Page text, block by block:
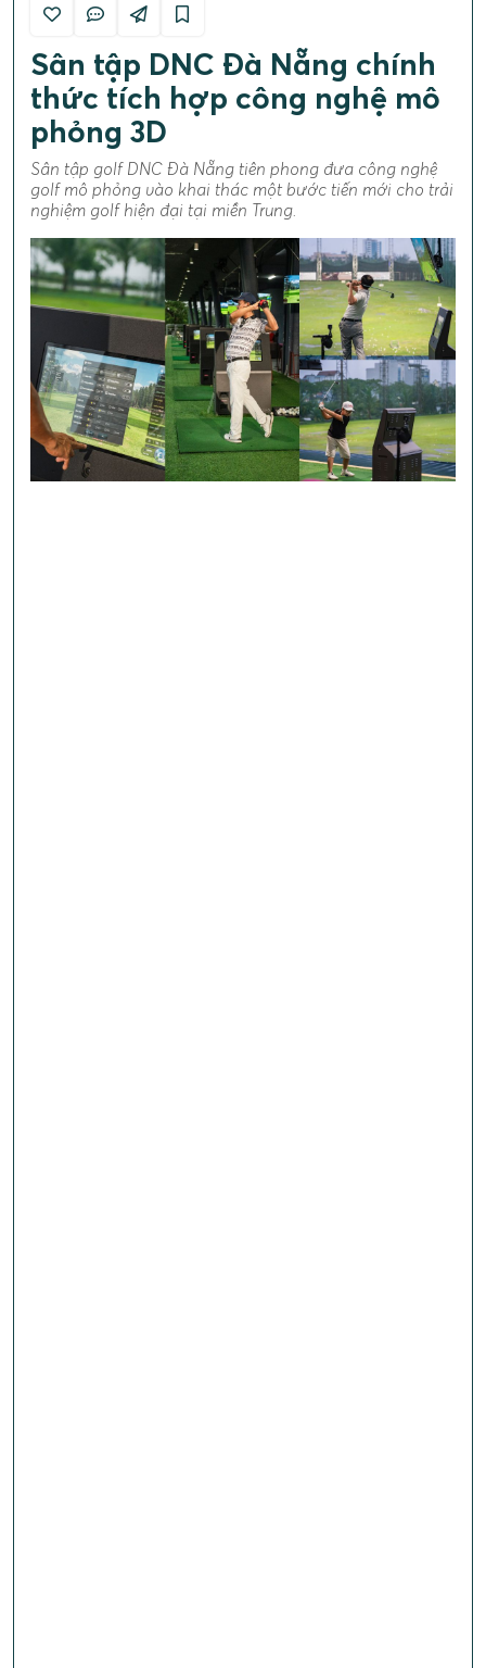
Sân tập DNC Đà Nẵng chính
thức tích hợp công nghệ mô
phỏng 3D
Sân tập golf DNC Đà Nẵng tiên phong đưa công nghệ
golf mô phỏng vào khai thác một bước tiến mới cho trải
nghiệm golf hiện đại tại miền Trung.